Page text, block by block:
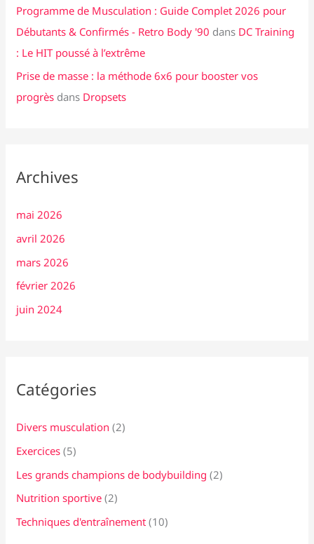
Programme de Musculation : Guide Complet 2026 pour
Débutants & Confirmés - Retro Body '90 dans DC Training
: Le HIT poussé à l’extrême
Prise de masse : la méthode 6x6 pour booster vos
progrès dans Dropsets
Archives
mai 2026
avril 2026
mars 2026
février 2026
juin 2024
Catégories
Divers musculation (2)
Exercices (5)
Les grands champions de bodybuilding (2)
Nutrition sportive (2)
Techniques d'entraînement (10)